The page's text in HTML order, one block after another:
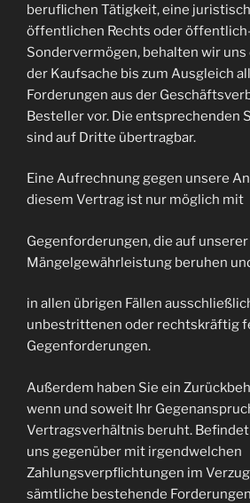
beruflichen Tätigkeit, eine
öffentlichen Rechts oder
Sondervermögen, behalten wir uns
der Kaufsache bis zum Ausgleich
Forderungen aus der
Besteller vor. Die entsprechenden
sind auf Dritte übertragbar.
Eine Aufrechnung gegen unsere
diesem Vertrag ist nur möglich mit
Gegenforderungen, die auf unserer
Mängelgewährleistung beruhen
in allen übrigen Fällen
unbestrittenen oder rechtskräftig
Gegenforderungen.
Außerdem haben Sie ein
wenn und soweit Ihr
Vertragsverhältnis beruht.
uns gegenüber mit irgendwelchen
Zahlungsverpflichtungen im
sämtliche bestehende